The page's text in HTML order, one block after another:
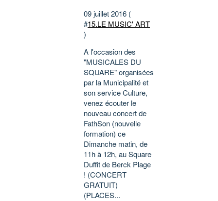
09 juillet 2016 (
#15.LE MUSIC' ART
)
A l'occasion des
"MUSICALES DU
SQUARE" organisées
par la Municipalité et
son service Culture,
venez écouter le
nouveau concert de
FathSon (nouvelle
formation) ce
Dimanche matin, de
11h à 12h, au Square
Duffit de Berck Plage
! (CONCERT
GRATUIT)
(PLACES...